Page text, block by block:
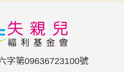
字第09636723100號